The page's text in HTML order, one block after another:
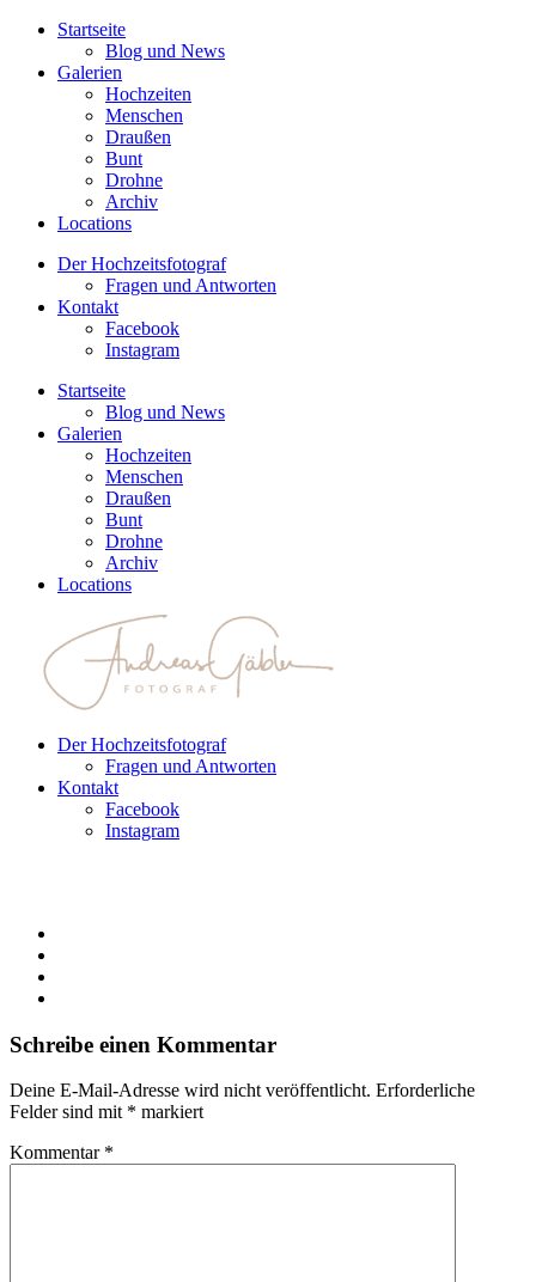
Startseite
Blog und News
Galerien
Hochzeiten
Menschen
Draußen
Bunt
Drohne
Archiv
Locations
Der Hochzeitsfotograf
Fragen und Antworten
Kontakt
Facebook
Instagram
Startseite
Blog und News
Galerien
Hochzeiten
Menschen
Draußen
Bunt
Drohne
Archiv
Locations
Der Hochzeitsfotograf
Fragen und Antworten
Kontakt
Facebook
Instagram
Schreibe einen Kommentar
Deine E-Mail-Adresse wird nicht veröffentlicht. Erforderliche
Felder sind mit * markiert
Kommentar *